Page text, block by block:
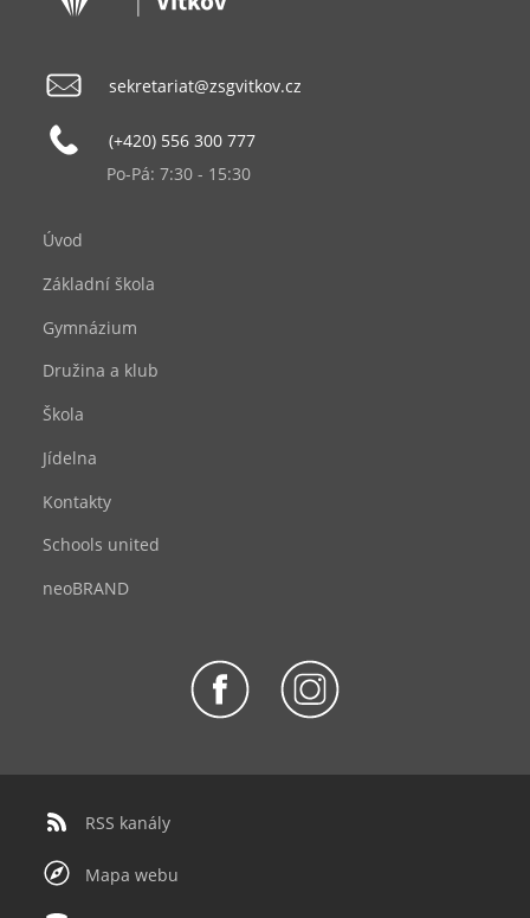
sekretariat@zsgvitkov.cz
(+420) 556 300 777
Po-Pá: 7:30 - 15:30
Úvod
Základní škola
Gymnázium
Družina a klub
Škola
Jídelna
Kontakty
Schools united
neoBRAND
RSS kanály
Mapa webu